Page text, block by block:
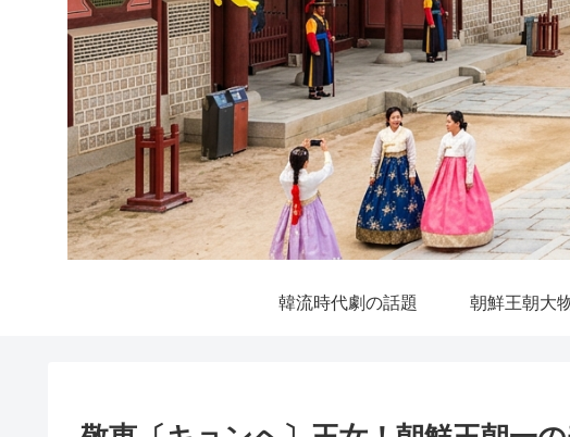
韓流時代劇の話題 朝鮮王朝大